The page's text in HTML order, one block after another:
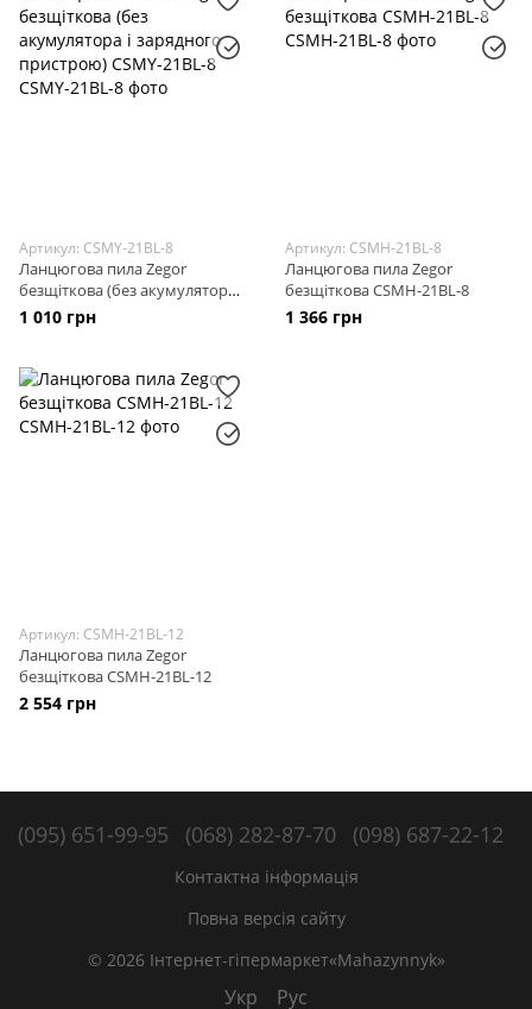
Артикул: CSMY-21BL-8
Ланцюгова пила Zegor
безщіткова (без акумулятора і
зарядного пристрою) CSMY-
1 010 грн
Артикул: CSMH-21BL-8
Ланцюгова пила Zegor
безщіткова CSMH-21BL-8
1 366 грн
Артикул: CSMH-21BL-12
Ланцюгова пила Zegor
безщіткова CSMH-21BL-12
2 554 грн
(095) 651-99-95 (068) 282-87-70 (098) 687-22-12
Контактна інформація
Повна версія сайту
© 2026 Інтернет-гіпермаркет«Mahazynnyk»
Укр Рус